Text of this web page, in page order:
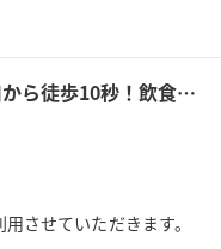
JR飯田橋駅から徒歩30秒！A1出口から徒歩10秒！飲食持込可!高速Wi-Fi!会議/ボドゲ/推し活/女子会/サロン/控室などで利用可能!貸会議室KS6飯田橋★
させていただきます。